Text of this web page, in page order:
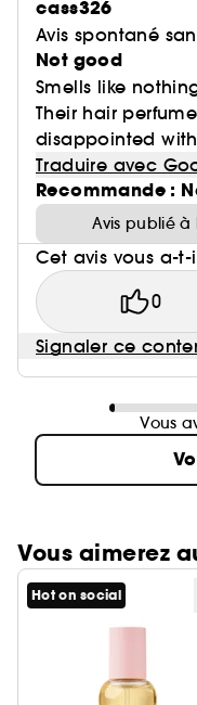
cass326
Avis spontané
Not good
Smells like
Their hair
disappointed
Traduire avec
Recommande :
Avis publié à
Cet avis vous a-
0
Signaler ce
Vous
Vous aimerez
Hot on social